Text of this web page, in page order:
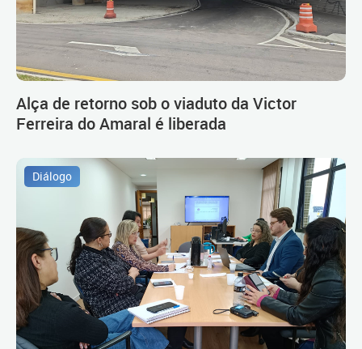
Alça de retorno sob o viaduto da Victor
Ferreira do Amaral é liberada
Diálogo